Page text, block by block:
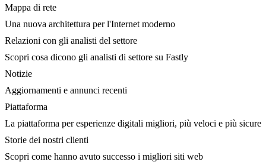
Mappa di rete
Una nuova architettura per l'Internet moderno
Relazioni con gli analisti del settore
Scopri cosa dicono gli analisti di settore su Fastly
Notizie
Aggiornamenti e annunci recenti
Piattaforma
La piattaforma per esperienze digitali migliori, più veloci e più sicure
Storie dei nostri clienti
Scopri come hanno avuto successo i migliori siti web